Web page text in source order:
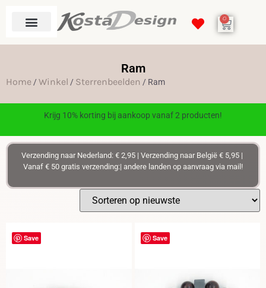
0
Ram
Home /Winkel / Sterrenbeelden / Ram
Krijg 10% korting bij aankoop vanaf 2 producten!
Verzending naar Nederland: € 2,95 | Verzending naar België € 5,95 |
Vanaf € 50 gratis verzending:| andere landen op aanvraag via mail!
Save Save